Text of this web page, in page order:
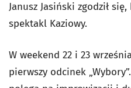
Janusz Jasiński zgodził
spektakl Kaziowy.
W weekend 22 i 23
pierwszy odcinek